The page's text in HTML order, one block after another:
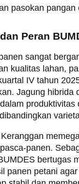
pasokan pangan
Peran
sangat
kualitas lahan,
IV tahun
Jagung hibrida
produktivitas
panen.
bertugas
panen petani